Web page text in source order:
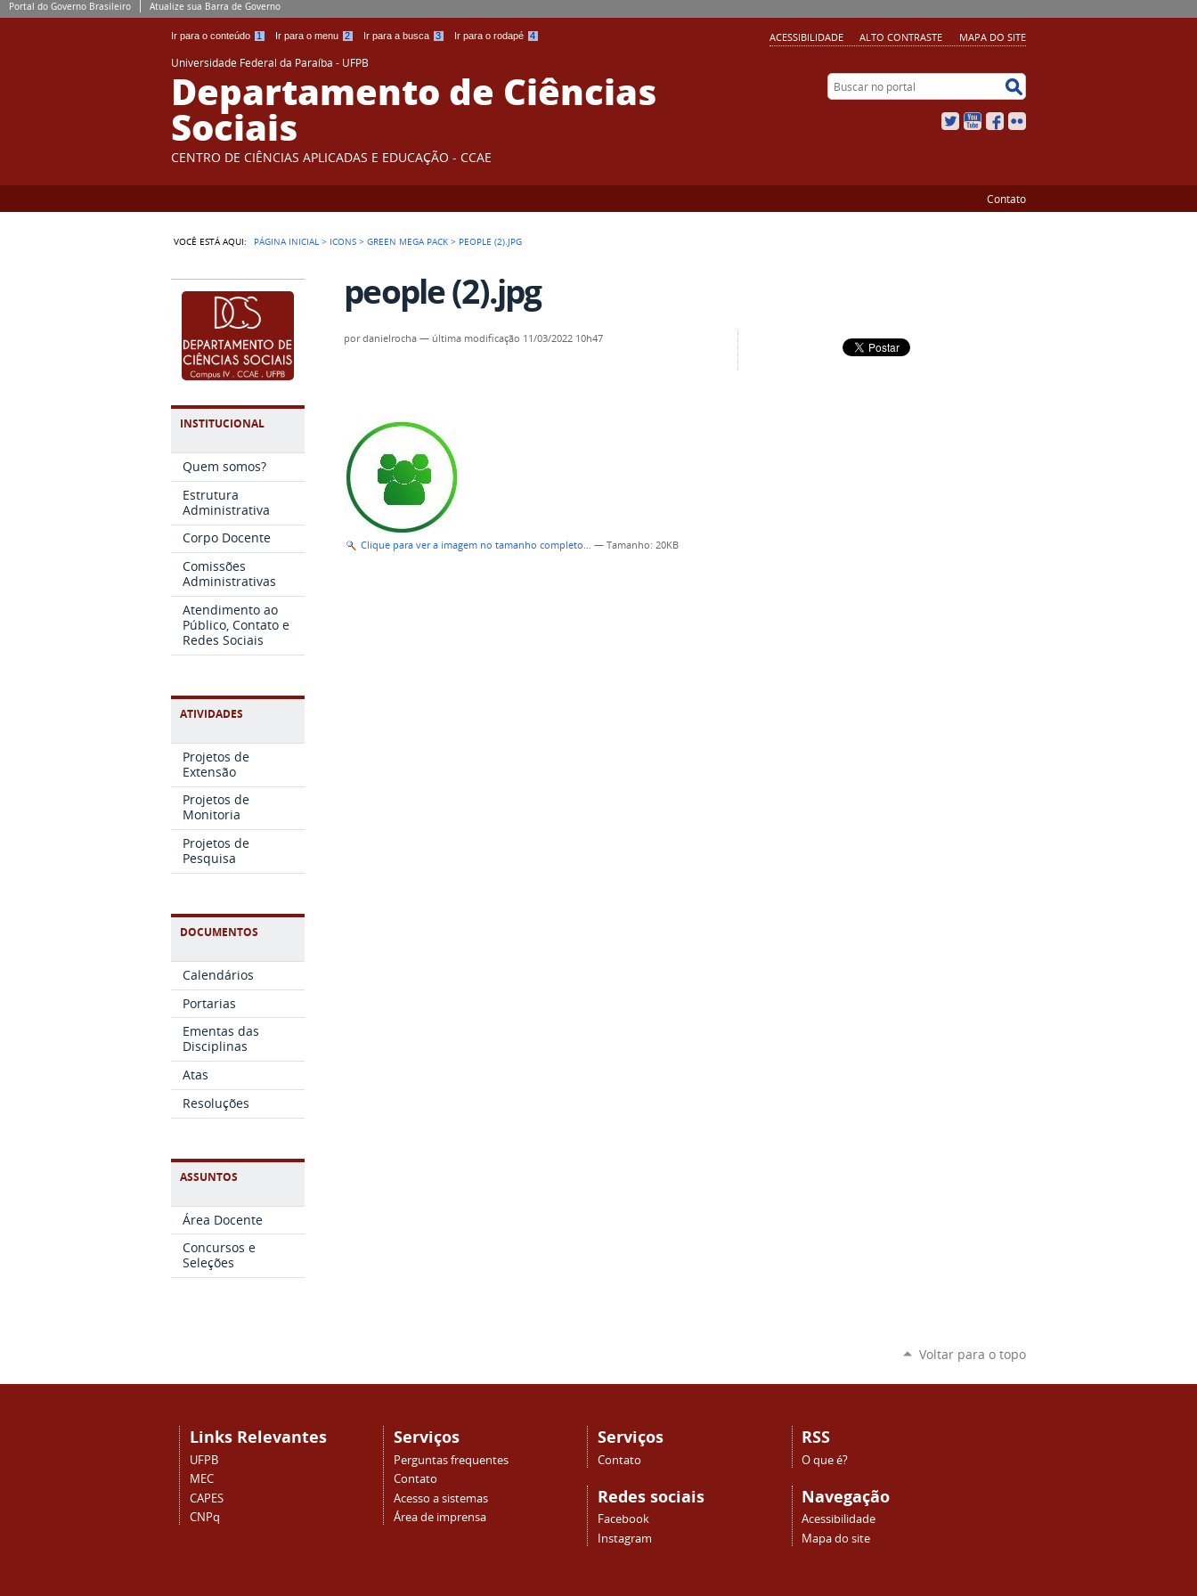
Portal do Governo Brasileiro Atualize sua Barra de Governo
Ir para o conteúdo 1 Ir para o menu 2 Ir para a busca 3 Ir para o rodapé 4 ACESSIBILIDADE ALTO CONTRASTE MAPA DO SITE
Universidade Federal da Paraíba - UFPB
Departamento de Ciências
Sociais
CENTRO DE CIÊNCIAS APLICADAS E EDUCAÇÃO - CCAE
Buscar no portal
TwitterYouTubeFacebook
Contato
VOCÊ ESTÁ AQUI: PÁGINA INICIAL > ICONS >GREEN MEGA PACK > PEOPLE (2).JPG
INSTITUCIONAL
Quem somos?
Estrutura
Administrativa
Corpo Docente
Comissões
Administrativas
Atendimento ao
Público, Contato e
Redes Sociais
ATIVIDADES
Projetos de
Extensão
Projetos de
Monitoria
Projetos de
Pesquisa
DOCUMENTOS
Calendários
Portarias
Ementas das
Disciplinas
Atas
Resoluções
ASSUNTOS
Área Docente
Concursos e
Seleções
people (2).jpg
pordanielrocha — última modificação 11/03/2022 10h47
Clique para ver a imagem no tamanho completo… —Tamanho: 20KB
Voltar para o topo
Links Relevantes
UFPB
MEC
CAPES
CNPq
Serviços
Perguntas frequentes
Contato
Acesso a sistemas
Área de imprensa
Serviços
Contato
Redes sociais
Facebook
Instagram
RSS
O que é?
Navegação
Acessibilidade
Mapa do site